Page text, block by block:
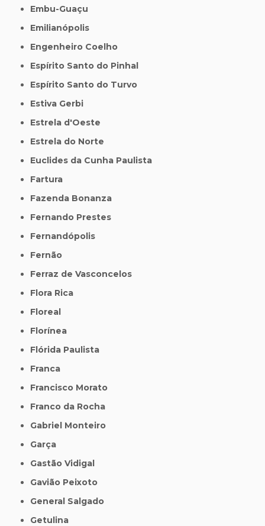
Embu-Guaçu
Emilianópolis
Engenheiro Coelho
Espírito Santo do Pinhal
Espírito Santo do Turvo
Estiva Gerbi
Estrela d'Oeste
Estrela do Norte
Euclides da Cunha Paulista
Fartura
Fazenda Bonanza
Fernando Prestes
Fernandópolis
Fernão
Ferraz de Vasconcelos
Flora Rica
Floreal
Florínea
Flórida Paulista
Franca
Francisco Morato
Franco da Rocha
Gabriel Monteiro
Garça
Gastão Vidigal
Gavião Peixoto
General Salgado
Getulina